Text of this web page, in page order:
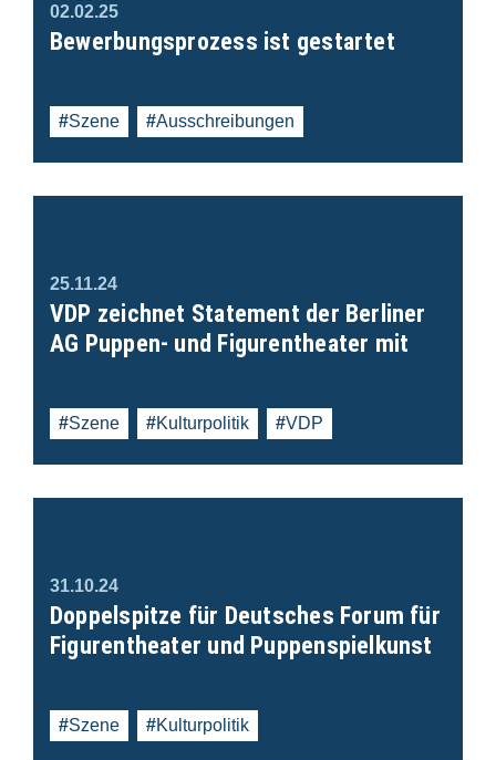
02.02.25
Bewerbungsprozess ist gestartet
Szene Ausschreibungen
25.11.24
VDP zeichnet Statement der Berliner
AG Puppen- und Figurentheater mit
Szene Kulturpolitik VDP
31.10.24
Doppelspitze für Deutsches Forum für
Figurentheater und Puppenspielkunst
Szene Kulturpolitik